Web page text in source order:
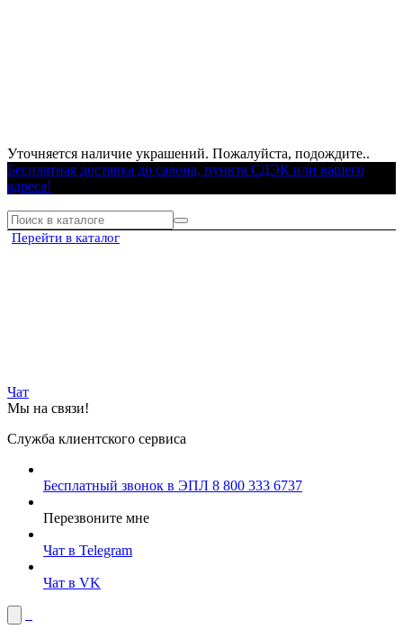
Уточняется наличие украшений. Пожалуйста, подождите..
Бесплатная доставка до салона, пункта СДЭК или вашего
адреса!
Перейти в каталог
Чат
Мы на связи!
Служба клиентского сервиса
Бесплатный звонок в ЭПЛ 8 800 333 6737
Перезвоните мне
Чат в Telegram
Чат в VK